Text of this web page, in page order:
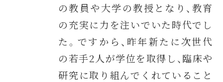
の教員や大学の教授となり、教育
の充実に力を注いでいた時代でし
た。ですから、昨年新たに次世代
の若手2人が学位を取得し、臨床や
研究に取り組んでくれていること